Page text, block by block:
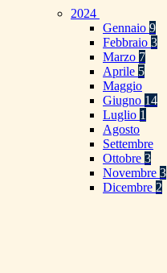
2024
Gennaio 9
Febbraio 3
Marzo 7
Aprile 5
Maggio
Giugno 14
Luglio 1
Agosto
Settembre
Ottobre 3
Novembre 3
Dicembre 2